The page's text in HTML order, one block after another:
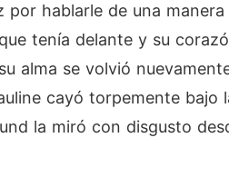
hablarle de una
tenía delante y su
alma se volvió
cayó torpemente
la miró con disgusto